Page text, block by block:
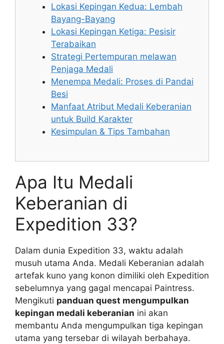
Lokasi Kepingan Kedua: Lembah
Bayang-Bayang
Lokasi Kepingan Ketiga: Pesisir
Terabaikan
Strategi Pertempuran melawan
Penjaga Medali
Menempa Medali: Proses di Pandai
Besi
Manfaat Atribut Medali Keberanian
untuk Build Karakter
Kesimpulan & Tips Tambahan
Apa Itu Medali
Keberanian di
Expedition 33?
Dalam dunia Expedition 33, waktu adalah
musuh utama Anda. Medali Keberanian adalah
artefak kuno yang konon dimiliki oleh Expedition
sebelumnya yang gagal mencapai Paintress.
Mengikuti panduan quest mengumpulkan
kepingan medali keberanian ini akan
membantu Anda mengumpulkan tiga kepingan
utama yang tersebar di wilayah berbahaya.